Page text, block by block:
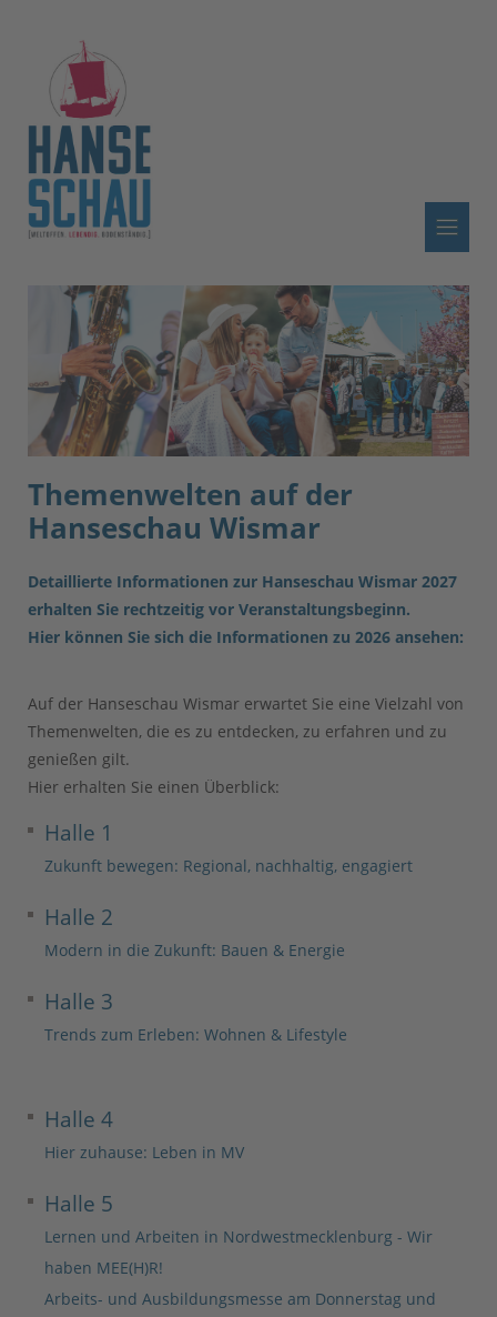
Themenwelten auf der
Hanseschau Wismar
Detaillierte Informationen zur Hanseschau Wismar 2027
erhalten Sie rechtzeitig vor Veranstaltungsbeginn.
Hier können Sie sich die Informationen zu 2026 ansehen:
Auf der Hanseschau Wismar erwartet Sie eine Vielzahl von
Themenwelten, die es zu entdecken, zu erfahren und zu
genießen gilt.
Hier erhalten Sie einen Überblick:
Halle 1
Zukunft bewegen: Regional, nachhaltig, engagiert
Halle 2
Modern in die Zukunft: Bauen & Energie
Halle 3
Trends zum Erleben: Wohnen & Lifestyle
Halle 4
Hier zuhause: Leben in MV
Halle 5
Lernen und Arbeiten in Nordwestmecklenburg - Wir
haben MEE(H)R!
Arbeits- und Ausbildungsmesse am Donnerstag und